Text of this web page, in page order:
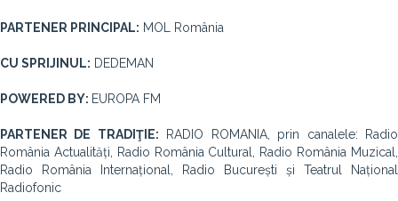
PARTENER PRINCIPAL: MOL România
CU SPRIJINUL: DEDEMAN
POWERED BY: EUROPA FM
PARTENER DE TRADIŢIE: RADIO ROMANIA, prin canalele: Radio
România Actualități, Radio România Cultural, Radio România Muzical,
Radio România Internațional, Radio București și Teatrul Național
Radiofonic